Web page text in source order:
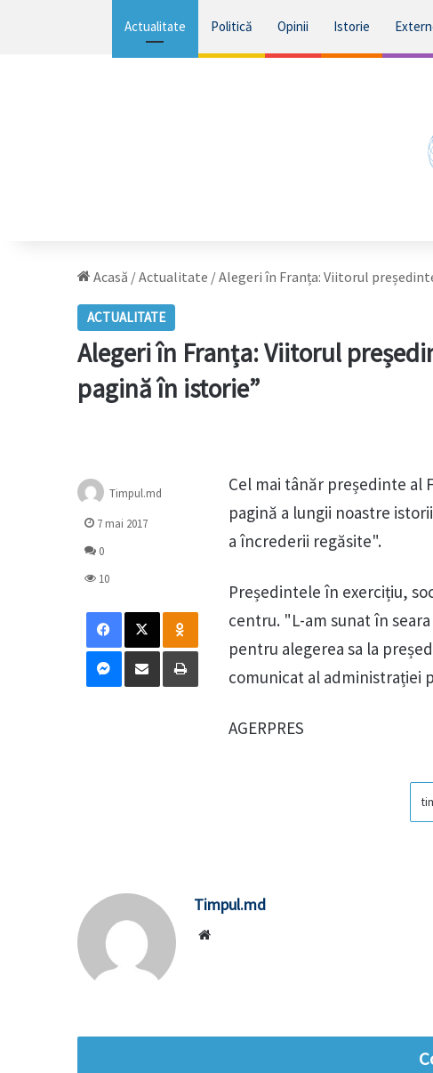
Actualitate Politică Opinii Istorie
Acasă /Actualitate /Alegeri în Franța: Viitorul
ACTUALITATE
Alegeri în Franța: Viitorul
pagină în istorie”
Cel mai tânăr președinte al
pagină a lungii noastre
a încrederii regăsite".
Președintele în exercițiu,
centru. "L-am sunat în
pentru alegerea sa la
comunicat al administrației
AGERPRES
Timpul.md
7 mai 2017
0
10
Facebook
X Odnoklassniki
Messenger
Distribuie prin mail Tipărește
Timpul.md